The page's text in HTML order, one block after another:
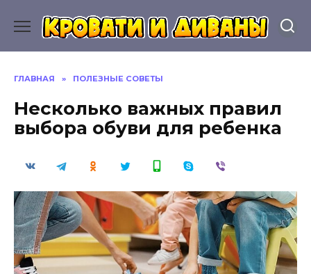
содержанию
ГЛАВНАЯ » ПОЛЕЗНЫЕ СОВЕТЫ
Несколько важных правил
выбора обуви для ребенка